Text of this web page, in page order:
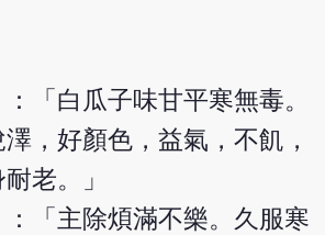
：「白瓜子味甘平寒無毒。
，好顏色，益氣，不飢，
老。」
：「主除煩滿不樂。久服寒